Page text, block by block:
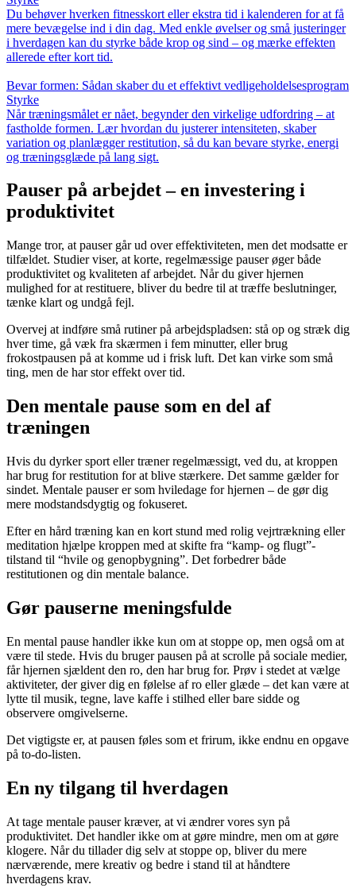
Du behøver hverken fitnesskort eller ekstra tid i kalenderen for at få
mere bevægelse ind i din dag. Med enkle øvelser og små justeringer
i hverdagen kan du styrke både krop og sind – og mærke effekten
allerede efter kort tid.
Bevar formen: Sådan skaber du et effektivt vedligeholdelsesprogram
Styrke
Når træningsmålet er nået, begynder den virkelige udfordring – at
fastholde formen. Lær hvordan du justerer intensiteten, skaber
variation og planlægger restitution, så du kan bevare styrke, energi
og træningsglæde på lang sigt.
Pauser på arbejdet – en investering i
produktivitet
Mange tror, at pauser går ud over effektiviteten, men det modsatte er
tilfældet. Studier viser, at korte, regelmæssige pauser øger både
produktivitet og kvaliteten af arbejdet. Når du giver hjernen
mulighed for at restituere, bliver du bedre til at træffe beslutninger,
tænke klart og undgå fejl.
Overvej at indføre små rutiner på arbejdspladsen: stå op og stræk dig
hver time, gå væk fra skærmen i fem minutter, eller brug
frokostpausen på at komme ud i frisk luft. Det kan virke som små
ting, men de har stor effekt over tid.
Den mentale pause som en del af
træningen
Hvis du dyrker sport eller træner regelmæssigt, ved du, at kroppen
har brug for restitution for at blive stærkere. Det samme gælder for
sindet. Mentale pauser er som hviledage for hjernen – de gør dig
mere modstandsdygtig og fokuseret.
Efter en hård træning kan en kort stund med rolig vejrtrækning eller
meditation hjælpe kroppen med at skifte fra “kamp- og flugt”-
tilstand til “hvile og genopbygning”. Det forbedrer både
restitutionen og din mentale balance.
Gør pauserne meningsfulde
En mental pause handler ikke kun om at stoppe op, men også om at
være til stede. Hvis du bruger pausen på at scrolle på sociale medier,
får hjernen sjældent den ro, den har brug for. Prøv i stedet at vælge
aktiviteter, der giver dig en følelse af ro eller glæde – det kan være at
lytte til musik, tegne, lave kaffe i stilhed eller bare sidde og
observere omgivelserne.
Det vigtigste er, at pausen føles som et frirum, ikke endnu en opgave
på to-do-listen.
En ny tilgang til hverdagen
At tage mentale pauser kræver, at vi ændrer vores syn på
produktivitet. Det handler ikke om at gøre mindre, men om at gøre
klogere. Når du tillader dig selv at stoppe op, bliver du mere
nærværende, mere kreativ og bedre i stand til at håndtere
hverdagens krav.